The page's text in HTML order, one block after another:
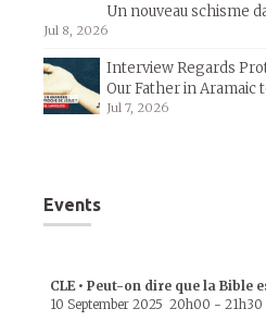
Un nouveau schisme
Jul 8, 2026
Interview Regards
Our Father in Aramaic
Jul 7, 2026
Events
CLE • Peut-on dire que la Bible
10 September 2025 20h00 - 21h30